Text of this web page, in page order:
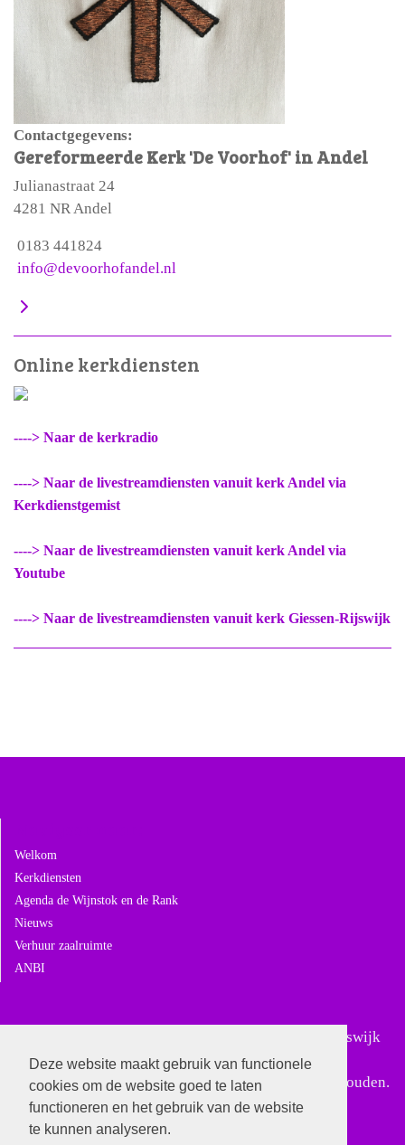
Deze website maakt gebruik van functionele
cookies om de website goed te laten
functioneren en het gebruik van de website
te kunnen analyseren.
Contactgegevens:
Gereformeerde Kerk 'De Voorhof' in Andel
Julianastraat 24
4281 NR Andel
0183 441824
info@devoorhofandel.nl
Online kerkdiensten
----> Naar de kerkradio
----> Naar de livestreamdiensten vanuit kerk Andel via
Kerkdienstgemist
----> Naar de livestreamdiensten vanuit kerk Andel via
Youtube
----> Naar de livestreamdiensten vanuit kerk Giessen-Rijswijk
Welkom
Kerkdiensten
Agenda de Wijnstok en de Rank
Nieuws
Verhuur zaalruimte
ANBI
Sinds 18 februari 2024 is Gereformeerd Giessen-Rijswijk
samengegaan met Gereformeerd Andel. In Giessen-
Rijswijk worden alleen nog bijzondere diensten gehouden.